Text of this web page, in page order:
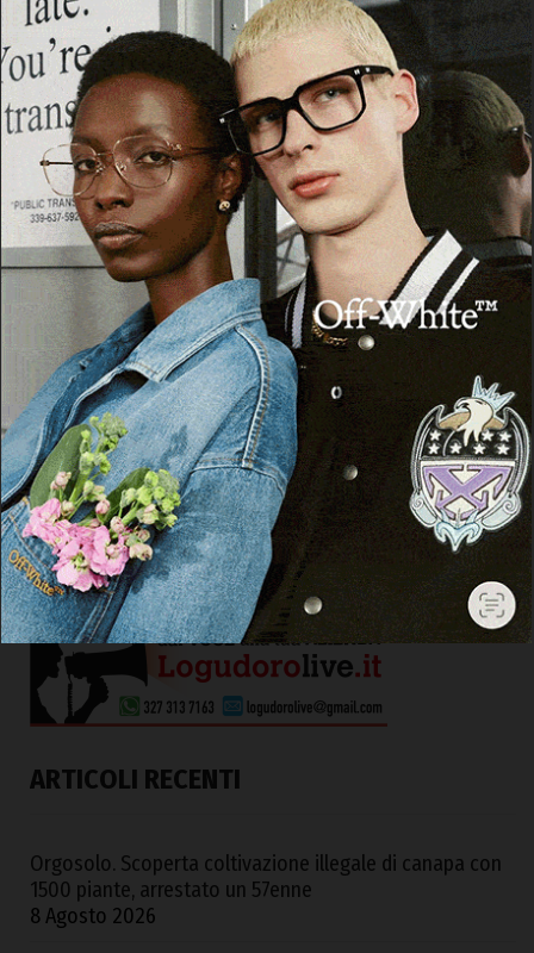
ARTICOLI RECENTI
Orgosolo. Scoperta coltivazione illegale di canapa con
1500 piante, arrestato un 57enne
8 Agosto 2026